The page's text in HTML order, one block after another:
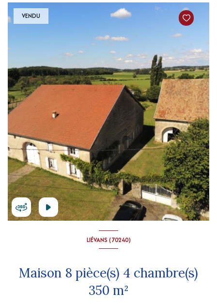
VENDU
LIÉVANS (70240)
Maison 8 pièce(s) 4 chambre(s)
350 m²